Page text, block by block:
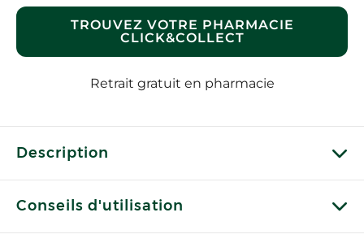
TROUVEZ VOTRE PHARMACIE
CLICK&COLLECT
Retrait gratuit en pharmacie
Description
Conseils d'utilisation